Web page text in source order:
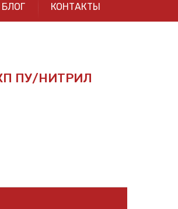
БЛОГ КОНТАКТЫ
ПУ/НИТРИЛ